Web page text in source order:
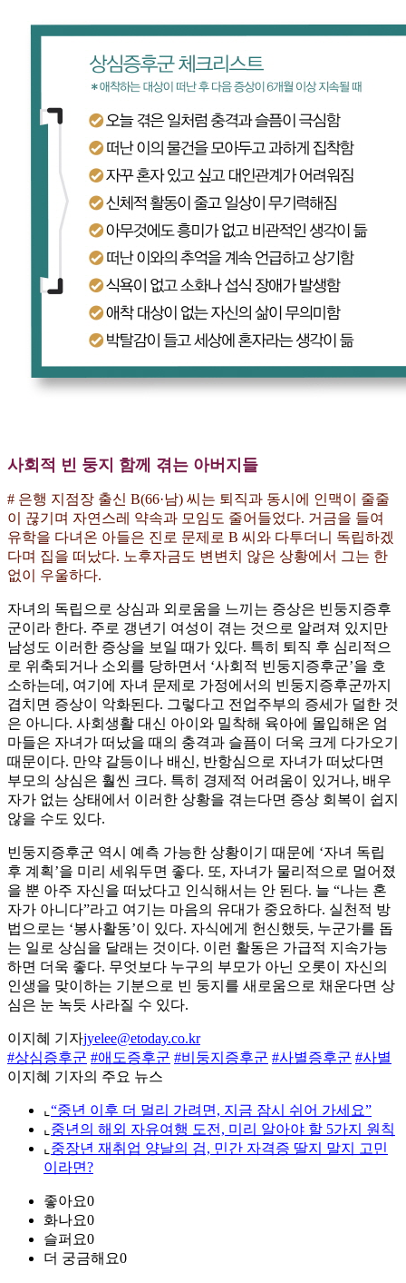
사회적 빈 둥지 함께 겪는 아버지들
# 은행 지점장 출신 B(66·남) 씨는 퇴직과 동시에 인맥이 줄줄
이 끊기며 자연스레 약속과 모임도 줄어들었다. 거금을 들여
유학을 다녀온 아들은 진로 문제로 B 씨와 다투더니 독립하겠
다며 집을 떠났다. 노후자금도 변변치 않은 상황에서 그는 한
없이 우울하다.
자녀의 독립으로 상심과 외로움을 느끼는 증상은 빈둥지증후
군이라 한다. 주로 갱년기 여성이 겪는 것으로 알려져 있지만
남성도 이러한 증상을 보일 때가 있다. 특히 퇴직 후 심리적으
로 위축되거나 소외를 당하면서 ‘사회적 빈둥지증후군’을 호
소하는데, 여기에 자녀 문제로 가정에서의 빈둥지증후군까지
겹치면 증상이 악화된다. 그렇다고 전업주부의 증세가 덜한 것
은 아니다. 사회생활 대신 아이와 밀착해 육아에 몰입해온 엄
마들은 자녀가 떠났을 때의 충격과 슬픔이 더욱 크게 다가오기
때문이다. 만약 갈등이나 배신, 반항심으로 자녀가 떠났다면
부모의 상심은 훨씬 크다. 특히 경제적 어려움이 있거나, 배우
자가 없는 상태에서 이러한 상황을 겪는다면 증상 회복이 쉽지
않을 수도 있다.
빈둥지증후군 역시 예측 가능한 상황이기 때문에 ‘자녀 독립
후 계획’을 미리 세워두면 좋다. 또, 자녀가 물리적으로 멀어졌
을 뿐 아주 자신을 떠났다고 인식해서는 안 된다. 늘 “나는 혼
자가 아니다”라고 여기는 마음의 유대가 중요하다. 실천적 방
법으로는 ‘봉사활동’이 있다. 자식에게 헌신했듯, 누군가를 돕
는 일로 상심을 달래는 것이다. 이런 활동은 가급적 지속가능
하면 더욱 좋다. 무엇보다 누구의 부모가 아닌 오롯이 자신의
인생을 맞이하는 기분으로 빈 둥지를 새로움으로 채운다면 상
심은 눈 녹듯 사라질 수 있다.
이지혜 기자jyelee@etoday.co.kr
#상심증후군 #애도증후군 #비둥지증후군 #사별증후군 #사별
이지혜 기자의 주요 뉴스
⌞ “중년 이후 더 멀리 가려면, 지금 잠시 쉬어 가세요”
⌞ 중년의 해외 자유여행 도전, 미리 알아야 할 5가지 원칙
⌞ 중장년 재취업 양날의 검, 민간 자격증 딸지 말지 고민
이라면?
좋아요0
화나요0
슬퍼요0
더 궁금해요0